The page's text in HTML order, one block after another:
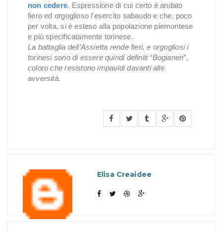
non cedere. Espressione di cui certo è andato
fiero ed orgoglioso l’esercito sabaudo e che, poco
per volta, si è esteso alla popolazione piemontese
e più specificatamente torinese.
La battaglia dell’Assietta rende fieri, e orgogliosi i
torinesi sono di essere quindi definiti “Bogianen”,
coloro che resistono impavidi davanti alle
avversità.
Elisa Creaidee